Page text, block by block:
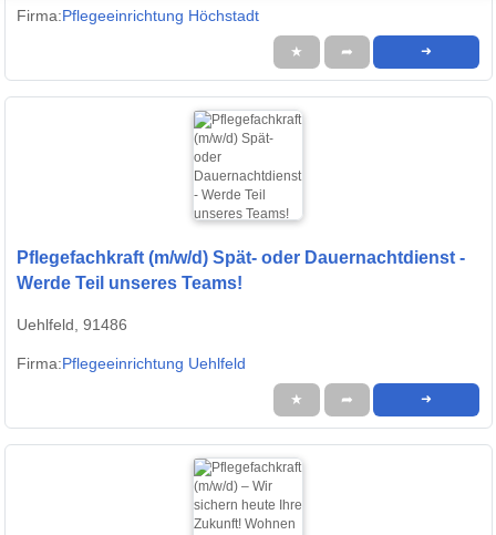
Firma:Pflegeeinrichtung Höchstadt
★ ➦ ➜
Pflegefachkraft (m/w/d) Spät- oder Dauernachtdienst -
Werde Teil unseres Teams!
Uehlfeld, 91486
Firma:Pflegeeinrichtung Uehlfeld
★ ➦ ➜